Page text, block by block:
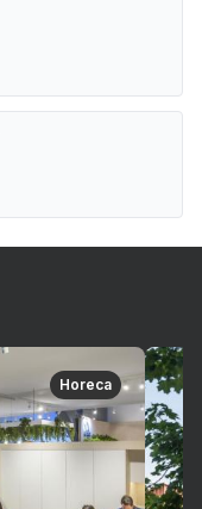
Horeca